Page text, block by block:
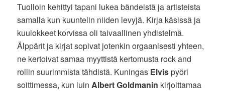
Tuolloin kehittyi tapani lukea bändeistä ja artisteista
samalla kun kuuntelin niiden levyjä. Kirja käsissä ja
kuulokkeet korvissa oli taivaallinen yhdistelmä.
Älppärit ja kirjat sopivat jotenkin orgaanisesti yhteen,
ne kertoivat samaa myyttistä kertomusta rock and
rollin suurimmista tähdistä. Kuningas Elvispyöri
soittimessa, kun luinAlbert Goldmanin kirjoittamaa